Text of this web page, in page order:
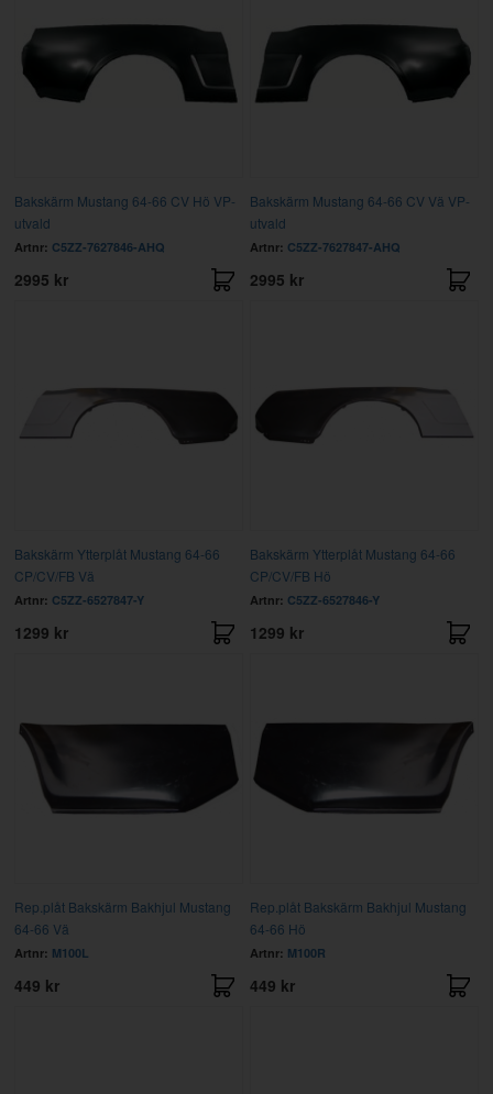
Bakskärm Mustang 64-66 CV Hö VP-
utvald
Artnr: C5ZZ-7627846-AHQ
2995 kr
Bakskärm Mustang 64-66 CV Vä VP-
utvald
Artnr: C5ZZ-7627847-AHQ
2995 kr
Bakskärm Ytterplåt Mustang 64-66
CP/CV/FB Vä
Artnr: C5ZZ-6527847-Y
1299 kr
Bakskärm Ytterplåt Mustang 64-66
CP/CV/FB Hö
Artnr: C5ZZ-6527846-Y
1299 kr
Rep.plåt Bakskärm Bakhjul Mustang
64-66 Vä
Artnr: M100L
449 kr
Rep.plåt Bakskärm Bakhjul Mustang
64-66 Hö
Artnr: M100R
449 kr